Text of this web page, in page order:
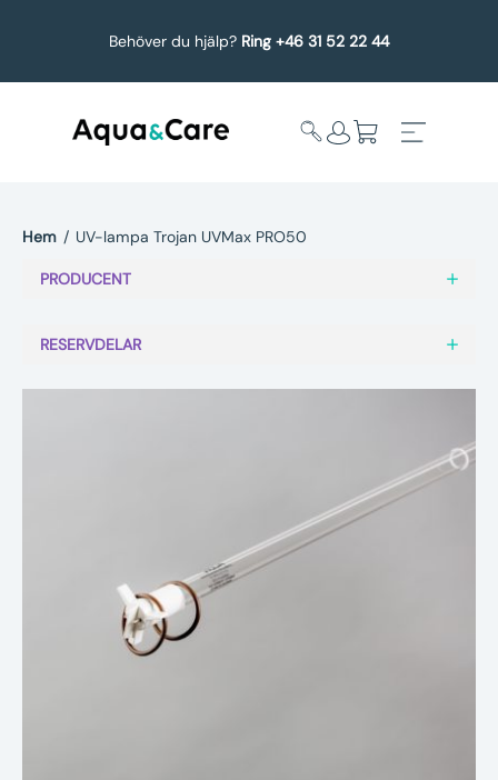
Behöver du hjälp? Ring +46 31 52 22 44
undermeny
Service
Nyheter
Underhållstips
Hem / UV-lampa Trojan UVMax PRO50
PRODUCENT
RESERVDELAR